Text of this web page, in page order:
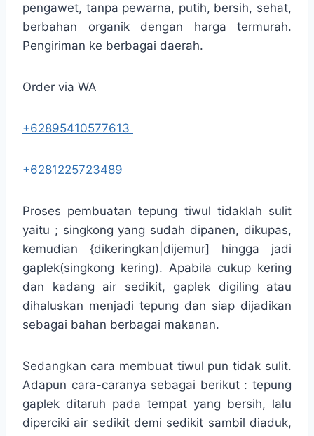
pengawet, tanpa pewarna, putih, bersih, sehat,
berbahan organik dengan harga termurah.
Pengiriman ke berbagai daerah.
Order via WA
+62895410577613
+6281225723489
Proses pembuatan tepung tiwul tidaklah sulit
yaitu ; singkong yang sudah dipanen, dikupas,
kemudian {dikeringkan|dijemur] hingga jadi
gaplek(singkong kering). Apabila cukup kering
dan kadang air sedikit, gaplek digiling atau
dihaluskan menjadi tepung dan siap dijadikan
sebagai bahan berbagai makanan.
Sedangkan cara membuat tiwul pun tidak sulit.
Adapun cara-caranya sebagai berikut : tepung
gaplek ditaruh pada tempat yang bersih, lalu
diperciki air sedikit demi sedikit sambil diaduk,